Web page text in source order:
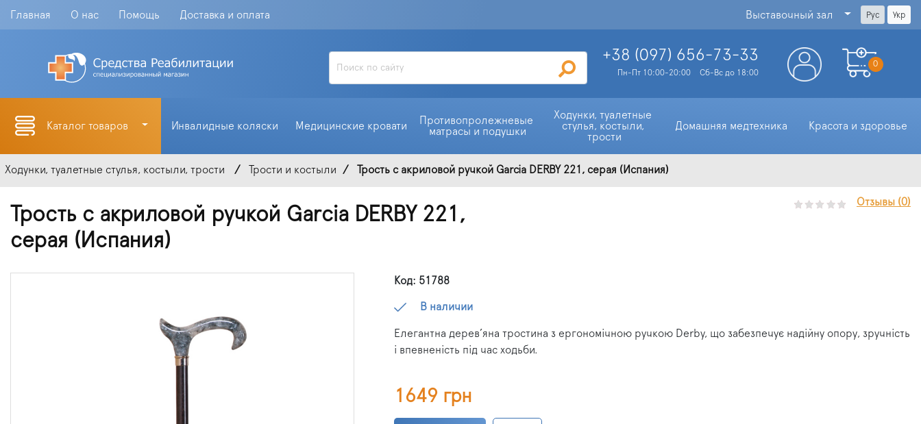
Главная О нас Помощь Доставка и оплата Выставочный зал Рус Укр
+38 (097) 656-73-33
Пн-Пт 10:00-20:00 Сб-Вс до 18:00
0
Каталог товаров Инвалидные коляски Медицинские кровати
Противопролежневые
матрасы и подушки
Ходунки, туалетные
стулья, костыли,
трости
Домашняя медтехника Красота и здоровье
Ходунки, туалетные стулья, костыли, трости Трости и костыли Трость с акриловой ручкой Garcia DERBY 221, серая (Испания)
Трость с акриловой ручкой Garcia DERBY 221,
серая (Испания)
Отзывы (0)
Код: 51788
В наличии
Елегантна дерев’яна тростина з ергономічною ручкою Derby, що забезпечує надійну опору, зручність
і впевненість під час ходьби.
1649 грн